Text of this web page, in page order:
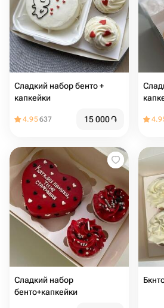
Сладкий набор бенто +
капкейки
4.95637 15 000֏
Сладкий
Сладкий набор
бенто+капкейки